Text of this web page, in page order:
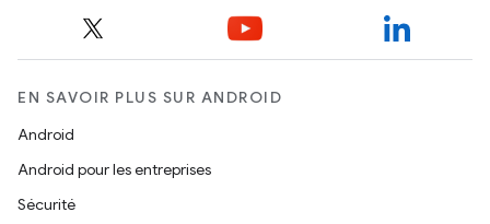
EN SAVOIR PLUS SUR ANDROID
Android
Android pour les entreprises
Sécurité